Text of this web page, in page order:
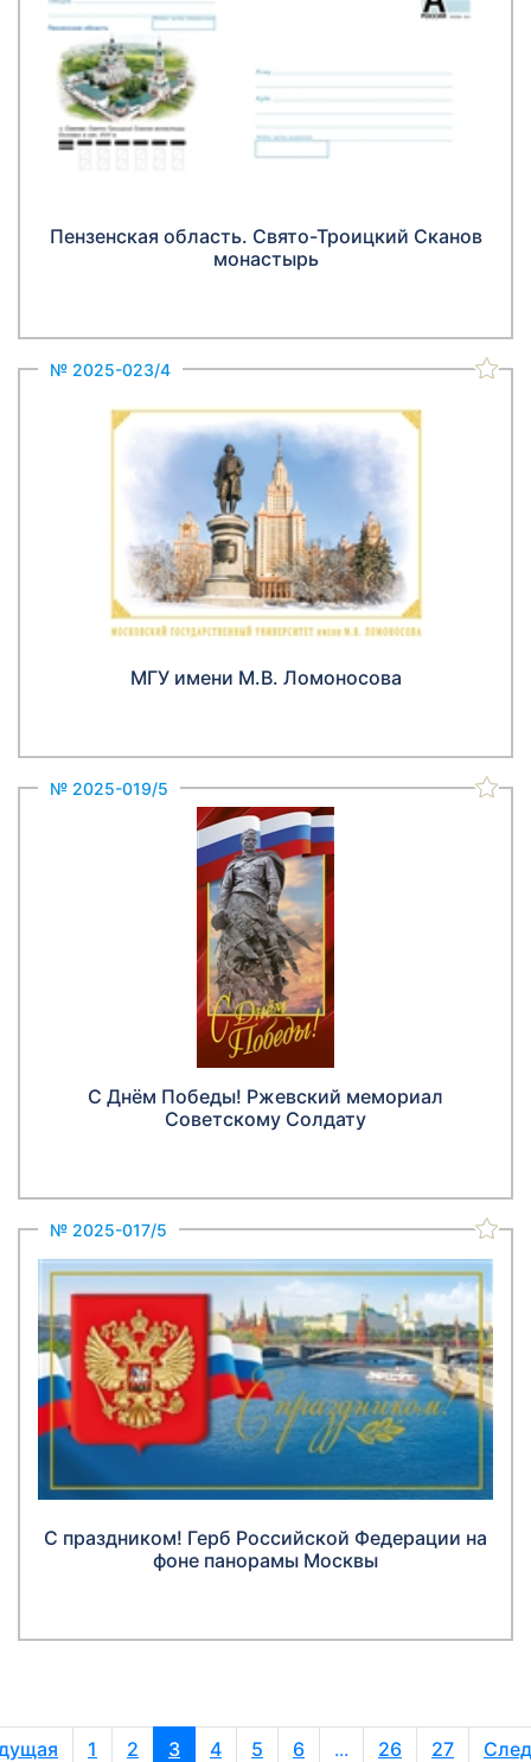
Пензенская область. Свято-Троицкий Сканов
монастырь
№ 2025-023/4
МГУ имени М.В. Ломоносова
№ 2025-019/5
С Днём Победы! Ржевский мемориал
Советскому Солдату
№ 2025-017/5
С праздником! Герб Российской Федерации на
фоне панорамы Москвы
1 2 3 4 5 6 ... 26 27